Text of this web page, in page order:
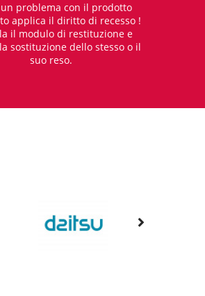
problema con il prodotto
applica il diritto di recesso !
il modulo di restituzione e
sostituzione dello stesso o il
suo reso.